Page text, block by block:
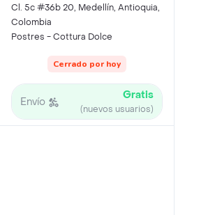
Cl. 5c #36b 20, Medellín, Antioquia,
Colombia
Postres - Cottura Dolce
Cerrado por hoy
Envío Gratis
(nuevos usuarios)